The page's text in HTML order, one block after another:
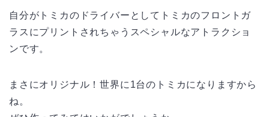
自分がトミカのドライバーとしてトミカのフロントガ
ラスにプリントされちゃうスペシャルなアトラクショ
ンです。
まさにオリジナル！世界に1台のトミカになりますから
ね。